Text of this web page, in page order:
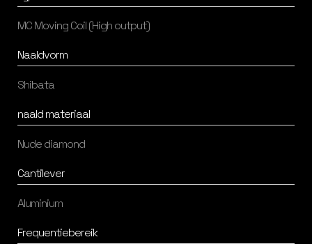
MC Moving Coil (High output)
Naaldvorm
Shibata
naald materiaal
Nude diamond
Cantilever
Aluminium
Frequentiebereik